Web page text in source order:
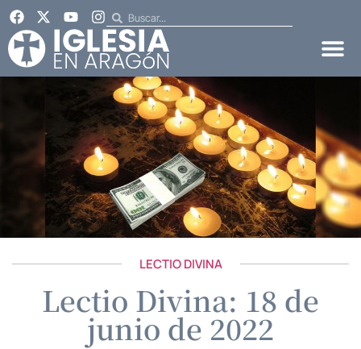
LECTIO DIVINA
Lectio Divina: 18 de
junio de 2022